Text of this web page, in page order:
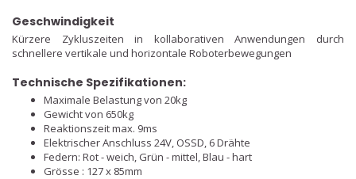
Geschwindigkeit
Kürzere Zykluszeiten in kollaborativen Anwendungen durch
schnellere vertikale und horizontale Roboterbewegungen
Technische Spezifikationen:
Maximale Belastung von 20kg
Gewicht von 650kg
Reaktionszeit max. 9ms
Elektrischer Anschluss 24V, OSSD, 6 Drähte
Federn: Rot - weich, Grün - mittel, Blau - hart
Grösse : 127 x 85mm